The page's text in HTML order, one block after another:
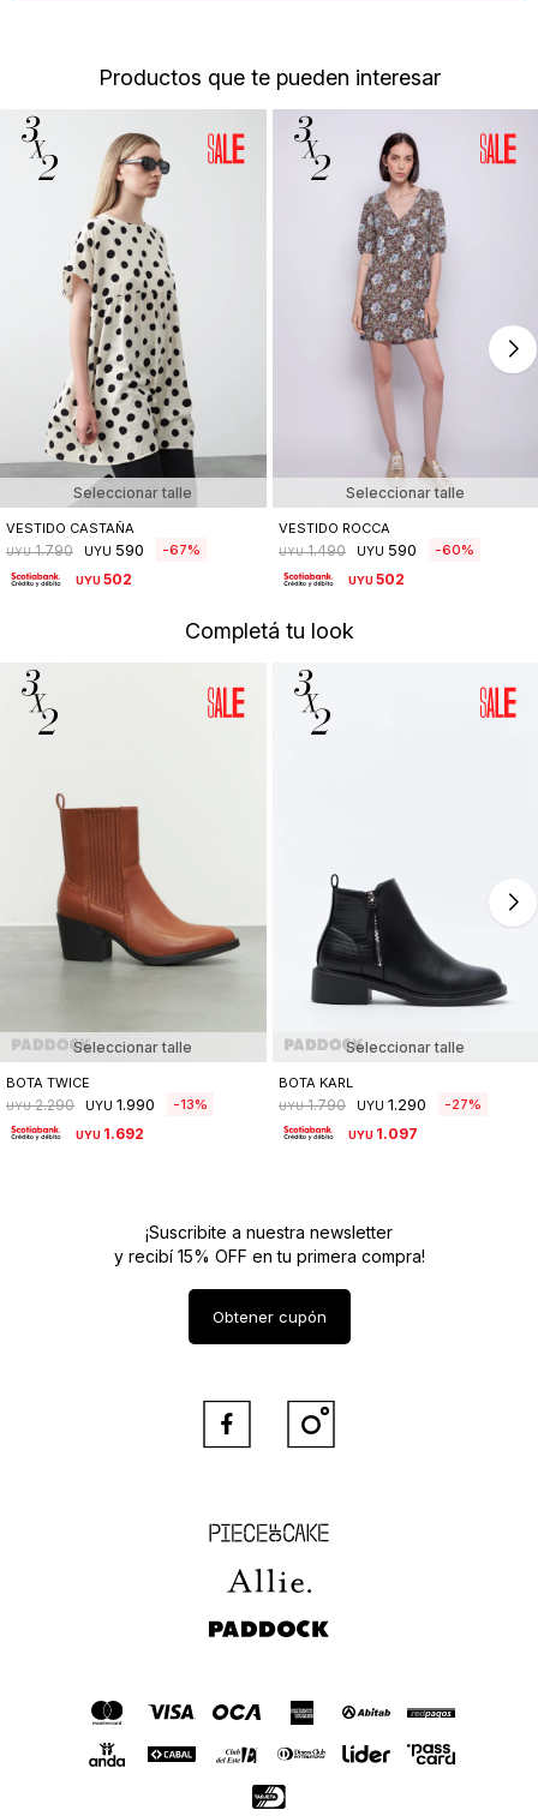
Productos que te pueden interesar
Seleccionar talle
VESTIDO CASTAÑA
UYU 1.790 UYU 590 67
UYU502
Seleccionar talle
VESTIDO ROCCA
UYU 1.490 UYU 590 60
UYU 502
Completá tu look
Seleccionar talle
BOTA TWICE
UYU 2.290 UYU 1.990 13
UYU 1.692
Seleccionar talle
BOTA KARL
UYU 1.790 UYU 1.290 27
UYU 1.097
Piece of Cake
Allie
Paddock
¡Suscribite a nuestra newsletter
y recibí 15% OFF en tu primera compra!
Obtener cupón
 